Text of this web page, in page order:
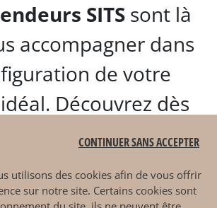
SITSsont là
accompagner dans
de votre
Découvrez dès
la collection de
à Annecy !
utilisons des cookies afin de vous offrir
sur notre site. Certains cookies sont
CONTINUER SANS ACCEPTER